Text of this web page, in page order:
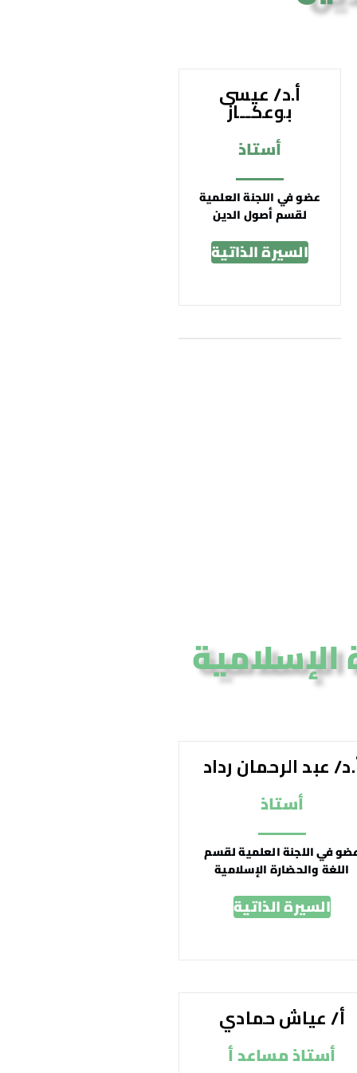
أ.د/ عيسى
بوعكــاز
أستاذ
عضو في اللجنة العلمية
لقسم أصول الدين
السيرة الذاتية
الإسلامية
عبد الرحمان رداد
أستاذ
في اللجنة العلمية لقسم
اللغة والحضارة الإسلامية
السيرة الذاتية
أ/ عياش حمادي
أستاذ مساعد أ